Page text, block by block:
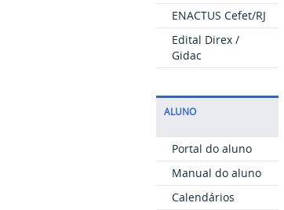
ENACTUS Cefet/RJ
Edital Direx /
Gidac
ALUNO
Portal do aluno
Manual do aluno
Calendários